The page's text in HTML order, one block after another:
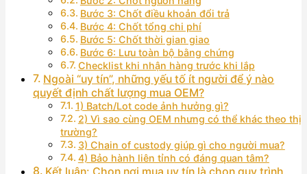
Bước 3: Chốt điều khoản đổi trả
Bước 4: Chốt tổng chi phí
Bước 5: Chốt thời gian giao
Bước 6: Lưu toàn bộ bằng chứng
Checklist khi nhận hàng trước khi lắp
Ngoài “uy tín”, những yếu tố ít người để ý nào
quyết định chất lượng mua OEM?
1) Batch/Lot code ảnh hưởng gì?
2) Vì sao cùng OEM nhưng có thể khác theo thị
trường?
3) Chain of custody giúp gì cho người mua?
4) Bảo hành liên tỉnh có đáng quan tâm?